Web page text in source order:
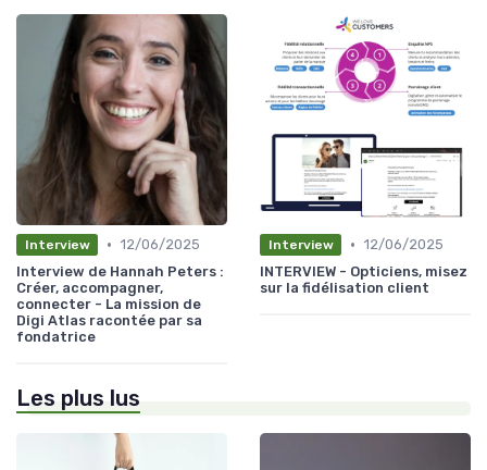
Interview • 12/06/2025
Interview de Hannah Peters :
Créer, accompagner,
connecter - La mission de
Digi Atlas racontée par sa
fondatrice
Interview • 12/06/2025
INTERVIEW - Opticiens, misez
sur la fidélisation client
Les plus lus